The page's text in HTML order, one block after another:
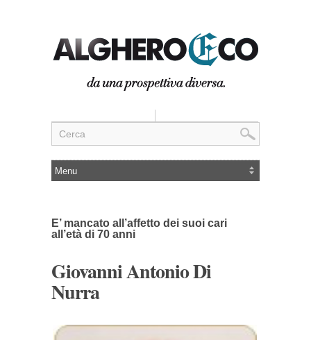
E’ mancato all’affetto dei suoi cari
all’età di 70 anni
Giovanni Antonio Di
Nurra